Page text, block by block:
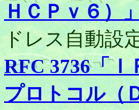
ＨＣＰｖ６）
ドレス自動設
RFC 3736「
プロトコル（